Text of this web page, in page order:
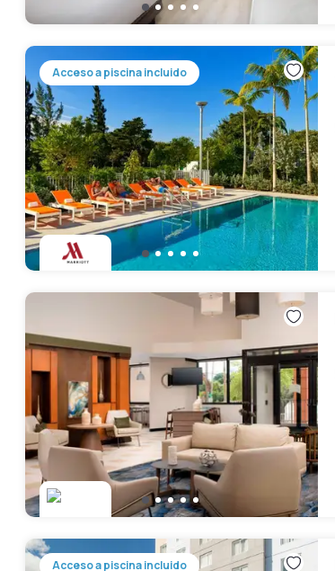
Acceso a piscina incluido
Acceso a piscina incluido